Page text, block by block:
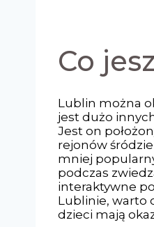
Co
Lublin można
jest dużo
Jest on
rejonów
mniej
podczas
interaktywne
Lublinie, warto
dzieci mają